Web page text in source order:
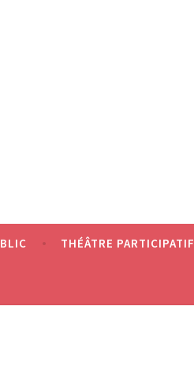
THÉÂTRE PARTICIPATIF